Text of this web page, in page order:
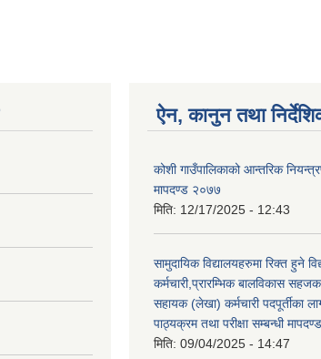
ऐन, कानुन तथा
कोशी गाउँपालिकाको आन्तरिक
मापदण्ड २०७७
मिति: 12/17/2025 - 12:43
सामुदायिक विद्यालयहरुमा रिक्त हुने
कर्मचारी,प्रारम्भिक बालविकास
सहायक (लेखा) कर्मचारी पदपूर्तीका
पाठ्यक्रम तथा परीक्षा सम्बन्धी
मिति: 09/04/2025 - 14:47